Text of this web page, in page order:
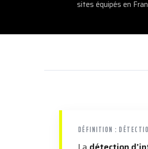
sites équipés en
DÉFINITION :